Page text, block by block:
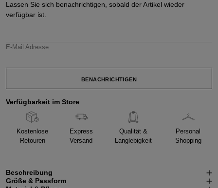
Lassen Sie sich benachrichtigen, sobald der Artikel wieder
verfügbar ist.
E-Mail Adresse
BENACHRICHTIGEN
Verfügbarkeit im Store
Kostenlose
Retouren
Express
Versand
Qualität &
Langlebigkeit
Personal
Shopping
Beschreibung
Größe & Passform